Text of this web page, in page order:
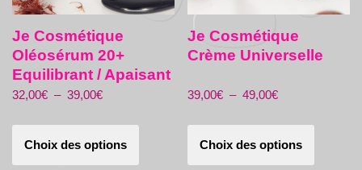
Je Cosmétique
Oléosérum 20+
Equilibrant / Apaisant
32,00€ – 39,00€
Choix des options
Je Cosmétique
Crème Universelle
39,00€ – 49,00€
Choix des options